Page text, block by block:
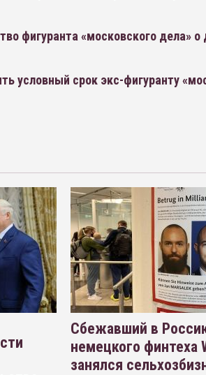
фигуранта «московского дела»
условный срок экс-фигуранту
Сбежавший в
немецкого финтеха
занялся